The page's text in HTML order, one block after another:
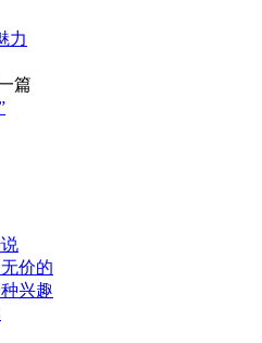
力
篇
价的
兴趣